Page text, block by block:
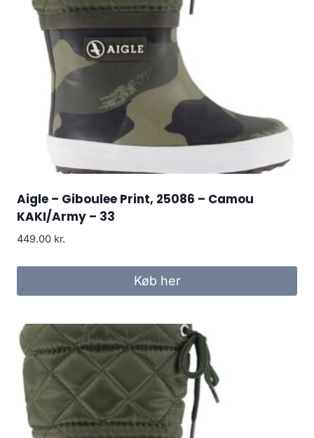
Aigle – Giboulee Print, 25086 – Camou
KAKI/Army – 33
449.00 kr.
Køb her